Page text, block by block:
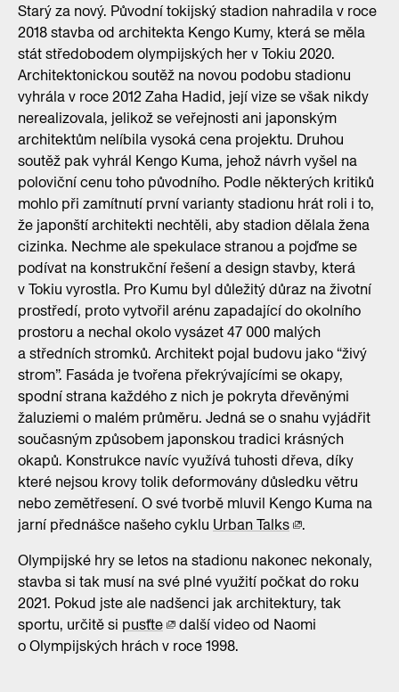
Starý za nový. Původní tokijský stadion nahradila v roce
2018 stavba od architekta Kengo Kumy, která se měla
stát středobodem olympijských her v Tokiu 2020.
Architektonickou soutěž na novou podobu stadionu
vyhrála v roce 2012 Zaha Hadid, její vize se však nikdy
nerealizovala, jelikož se veřejnosti ani japonským
architektům nelíbila vysoká cena projektu. Druhou
soutěž pak vyhrál Kengo Kuma, jehož návrh vyšel na
poloviční cenu toho původního. Podle některých kritiků
mohlo při zamítnutí první varianty stadionu hrát roli i to,
že japonští architekti nechtěli, aby stadion dělala žena
cizinka. Nechme ale spekulace stranou a pojďme se
podívat na konstrukční řešení a design stavby, která
v Tokiu vyrostla. Pro Kumu byl důležitý důraz na životní
prostředí, proto vytvořil arénu zapadající do okolního
prostoru a nechal okolo vysázet 47 000 malých
a středních stromků. Architekt pojal budovu jako “živý
strom”. Fasáda je tvořena překrývajícími se okapy,
spodní strana každého z nich je pokryta dřevěnými
žaluziemi o malém průměru. Jedná se o snahu vyjádřit
současným způsobem japonskou tradici krásných
okapů. Konstrukce navíc využívá tuhosti dřeva, díky
které nejsou krovy tolik deformovány důsledku větru
nebo zemětřesení. O své tvorbě mluvil Kengo Kuma na
jarní přednášce našeho cyklu Urban Talks
.
Olympijské hry se letos na stadionu nakonec nekonaly,
stavba si tak musí na své plné využití počkat do roku
2021. Pokud jste ale nadšenci jak architektury, tak
sportu, určitě si pusťte
další video od Naomi
o Olympijských hrách v roce 1998.